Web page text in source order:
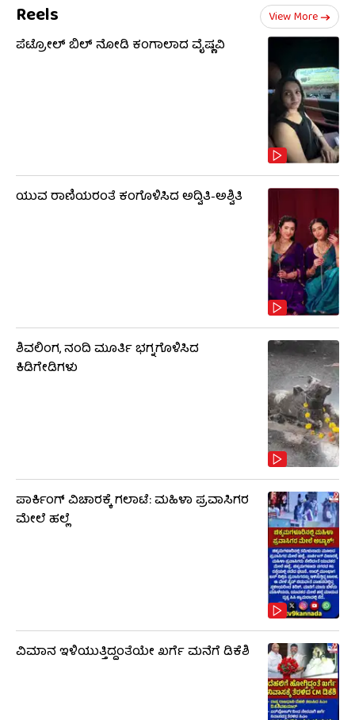
Reels View More
ಪೆಟ್ರೋಲ್ ಬಿಲ್ ನೋಡಿ ಕಂಗಾಲಾದ ವೈಷ್ಣವಿ
ಯುವ ರಾಣಿಯರಂತೆ ಕಂಗೊಳಿಸಿದ ಅದ್ವಿತಿ-ಅಶ್ವಿತಿ
ಶಿವಲಿಂಗ, ನಂದಿ ಮೂರ್ತಿ ಭಗ್ನಗೊಳಿಸಿದ
ಕಿಡಿಗೇಡಿಗಳು
ಪಾರ್ಕಿಂಗ್ ವಿಚಾರಕ್ಕೆ ಗಲಾಟೆ: ಮಹಿಳಾ ಪ್ರವಾಸಿಗರ
ಮೇಲೆ ಹಲ್ಲೆ
ವಿಮಾನ ಇಳಿಯುತ್ತಿದ್ದಂತೆಯೇ ಖರ್ಗೆ ಮನೆಗೆ ಡಿಕೆಶಿ